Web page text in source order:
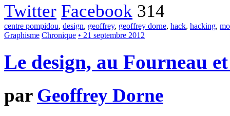
Twitter Facebook 314
centre pompidou, design, geoffrey, geoffrey dorne, hack, hacking,
Graphisme Chronique • 21 septembre 2012
Le design, au Fourneau
par Geoffrey Dorne